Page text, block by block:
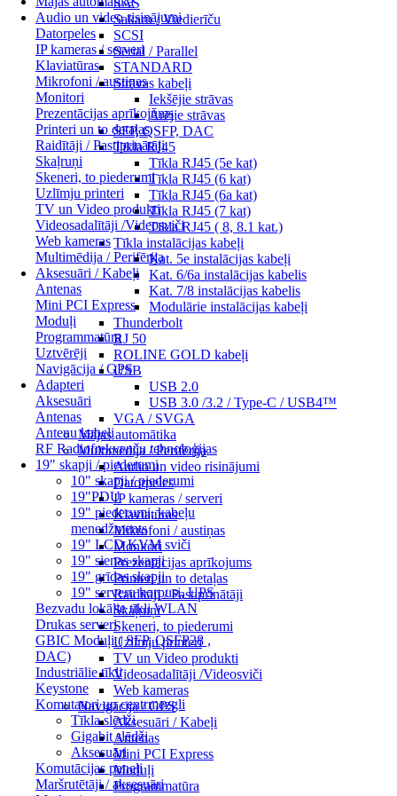
Audio un video risinājumi
Datorpeles
IP kameras / serveri
Klaviatūras
Mikrofoni / austiņas
Monitori
Prezentācijas aprīkojums
Printeri un to detaļas
Raidītāji / Pastiprinātāji
Skaļruņi
Skeneri, to piederumi
Uzlīmju printeri
TV un Video produkti
Videosadalītāji /Videosviči
Web kameras
Multimēdija / Perifērija
Aksesuāri / Kabeļi
Antenas
Mini PCI Express
Moduļi
Programmatūra
Uztvērēji
Navigācija / GPS
Adapteri
Aksesuāri
Antenas
Antenu kabeļi
RF Radiofrekvenču tehnoloģijas
19" skapji / piederumi
10" skapji / piederumi
19"PDU
19" piederumi, kabeļu
menedžments
19" LCD KVM sviči
19" sienas skapji
19" grīdas skapji
19" serveru korpusi, UPS
Bezvadu lokālie tīkli WLAN
Drukas serveri
GBIC Moduļi ( SFP, QSFP28 ,
DAC)
Industriālie tīkli
Keystone
Komutatori un centrmezgli
Tīkla slēdži
Gigabit slēdži
Aksesuāri
Komutācijas paneļi
Maršrutētāji / aksesuāri
SAS
Sakaru / Viedierīču
SCSI
Serial / Parallel
STANDARD
Strāvas kabeļi
Iekšējie strāvas
Ārējie strāvas
SFP, QSFP, DAC
Tīkla RJ45
Tīkla RJ45 (5e kat)
Tīkla RJ45 (6 kat)
Tīkla RJ45 (6a kat)
Tīkla RJ45 (7 kat)
Tīkla RJ45 ( 8, 8.1 kat.)
Tīkla instalācijas kabeļi
Kat. 5e instalācijas kabeļi
Kat. 6/6a instalācijas kabelis
Kat. 7/8 instalācijas kabelis
Modulārie instalācijas kabeļi
Thunderbolt
RJ 50
ROLINE GOLD kabeļi
USB
USB 2.0
USB 3.0 /3.2 / Type-C / USB4™
VGA / SVGA
Mājas automātika
Multimēdija / Perifērija
Audio un video risinājumi
Datorpeles
IP kameras / serveri
Klaviatūras
Mikrofoni / austiņas
Monitori
Prezentācijas aprīkojums
Printeri un to detaļas
Raidītāji / Pastiprinātāji
Skaļruņi
Skeneri, to piederumi
Uzlīmju printeri
TV un Video produkti
Videosadalītāji /Videosviči
Web kameras
Navigācija / GPS
Aksesuāri / Kabeļi
Antenas
Mini PCI Express
Moduļi
Programmatūra